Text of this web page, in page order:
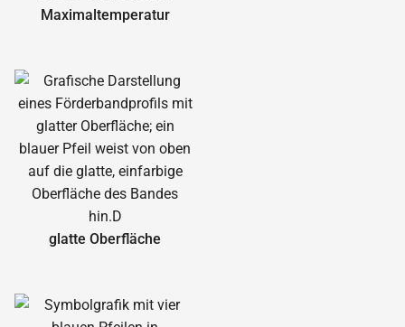
Maximal­temperatur
glatte Oberfläche